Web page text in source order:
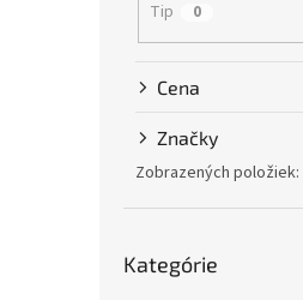
Tip 0
Cena
Značky
Zobrazených položiek:
kategórie
Kategórie